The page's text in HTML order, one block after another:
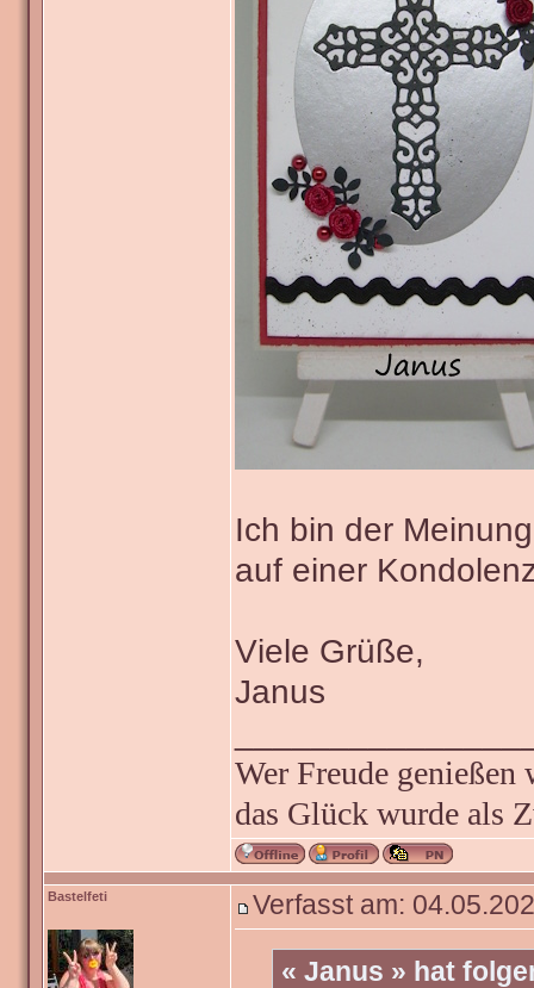
Ich bin der
auf einer
Viele Grüße,
Janus
Wer Freude
das Glück wurde als
Bastelfeti Verfasst am:
« Janus » hat